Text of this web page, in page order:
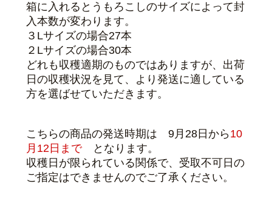
箱に入れるとうもろこしのサイズによって封
入本数が変わります。
３Lサイズの場合27本
２Lサイズの場合30本
どれも収穫適期のものではありますが、出荷
日の収穫状況を見て、より発送に適している
方を選ばせていただきます。
こちらの商品の発送時期は 9月28日から 10
月12日までとなります。
収穫日が限られている関係で、受取不可日の
ご指定はできませんのでご了承ください。